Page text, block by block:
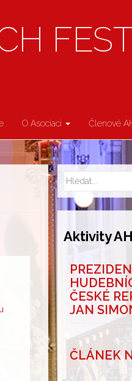
O Asociaci Členové
Aktivity
ČESKÉ
JAN
ČLÁNEK